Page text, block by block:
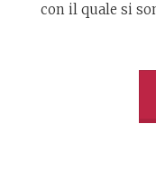
con il quale si